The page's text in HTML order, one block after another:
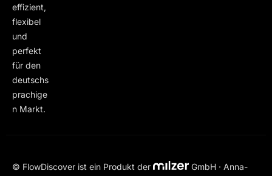
effizient,
flexibel
und
perfekt
für den
deutschs
prachige
n Markt.
© FlowDiscover ist ein Produkt der GmbH · Anna-